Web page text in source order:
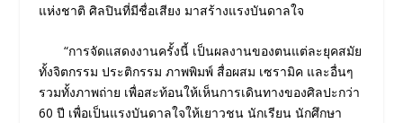
แห่งชาติ ศิลปินที่มีชื่อเสียง มาสร้างแรงบันดาลใจ
“การจัดแสดงงานครั้งนี้ เป็นผลงานของตนแต่ละยุคสมัย
ทั้งจิตกรรม ประติกรรม ภาพพิมพ์ สื่อผสม เซรามิค และอื่นๆ
รวมทั้งภาพถ่าย เพื่อสะท้อนให้เห็นการเดินทางของศิลปะกว่า
60 ปี เพื่อเป็นแรงบันดาลใจให้เยาวชน นักเรียน นักศึกษา